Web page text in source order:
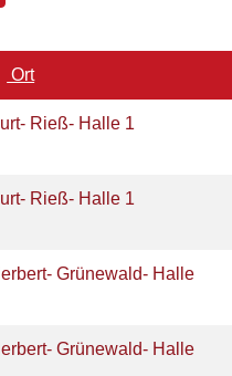
Ort
Rieß- Halle 1
Rieß- Halle 1
Grünewald- Halle
Grünewald- Halle